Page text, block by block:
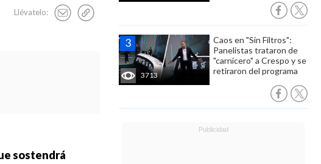
Llévatelo:
3713
Caos en "Sin Filtros":
Panelistas trataron de
"carnicero" a Crespo y se
retiraron del programa
sostendrá